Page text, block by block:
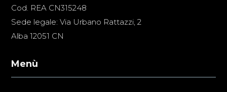
Cod. REA CN315248
Sede legale: Via Urbano Rattazzi, 2
Alba 12051 CN
Menù